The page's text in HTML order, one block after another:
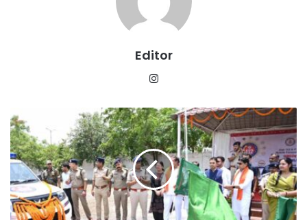
Editor
छत्तीसगढ़
में
हाईटेक
हुई
पुलिसिंग